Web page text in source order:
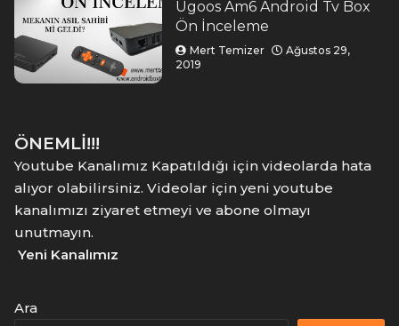
Ugoos Am6 Android Tv Box
Ön İnceleme
Mert Temizer
Ağustos 29,
2019
ÖNEMLİ!!!
Youtube Kanalımız Kapatıldığı için videolarda hata
alıyor olabilirsiniz. Videolar için yeni youtube
kanalımızı ziyaret etmeyi ve abone olmayı
unutmayın.
Yeni Kanalımız
Ara